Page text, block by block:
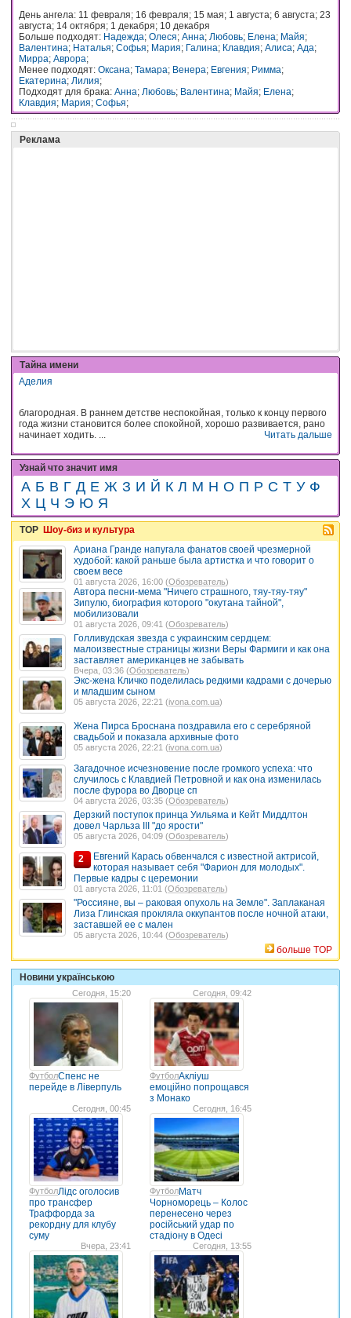
День ангела: 11 февраля; 16 февраля; 15 мая; 1 августа; 6 августа; 23
августа; 14 октября; 1 декабря; 10 декабря
Больше подходят: Надежда; Олеся; Анна; Любовь; Елена; Майя;
Валентина; Наталья; Софья; Мария; Галина; Клавдия; Алиса; Ада;
Мирра; Аврора;
Менее подходят: Оксана; Тамара; Венера; Евгения; Римма;
Екатерина; Лилия;
Подходят для брака: Анна; Любовь; Валентина; Майя; Елена;
Клавдия; Мария; Софья;
Реклама
Тайна имени
Аделия
благородная. В раннем детстве неспокойная, только к концу первого
года жизни становится более спокойной, хорошо развивается, рано
начинает ходить. ...
Читать дальше
Узнай что значит имя
А Б В Г Д Е Ж З И Й К Л М Н О П Р С Т У Ф
Х Ц Ч Э Ю Я
TOP Шоу-биз и культура
Ариана Гранде напугала фанатов своей чрезмерной
худобой: какой раньше была артистка и что говорит о
своем весе
01 августа 2026, 16:00 (Обозреватель)
Автора песни-мема "Ничего страшного, тяу-тяу-тяу"
Зипулю, биография которого "окутана тайной",
мобилизовали
01 августа 2026, 09:41 (Обозреватель)
Голливудская звезда с украинским сердцем:
малоизвестные страницы жизни Веры Фармиги и как она
заставляет американцев не забывать
Вчера, 03:36 (Обозреватель)
Экс-жена Кличко поделилась редкими кадрами с дочерью
и младшим сыном
05 августа 2026, 22:21 (ivona.com.ua)
Жена Пирса Броснана поздравила его с серебряной
свадьбой и показала архивные фото
05 августа 2026, 22:21 (ivona.com.ua)
Загадочное исчезновение после громкого успеха: что
случилось с Клавдией Петровной и как она изменилась
после фурора во Дворце сп
04 августа 2026, 03:35 (Обозреватель)
Дерзкий поступок принца Уильяма и Кейт Миддлтон
довел Чарльза III "до ярости"
05 августа 2026, 04:09 (Обозреватель)
2
Евгений Карась обвенчался с известной актрисой,
которая называет себя "Фарион для молодых".
Первые кадры с церемонии
01 августа 2026, 11:01 (Обозреватель)
"Россияне, вы – раковая опухоль на Земле". Заплаканая
Лиза Глинская прокляла оккупантов после ночной атаки,
заставшей ее с мален
05 августа 2026, 10:44 (Обозреватель)
больше TOP
Новини українською
Сегодня, 15:20
ФутболСпенс не
перейде в Ліверпуль
Сегодня, 09:42
ФутболАкліуш
емоційно попрощався
з Монако
Сегодня, 00:45
ФутболЛідс оголосив
про трансфер
Траффорда за
рекордну для клубу
суму
Сегодня, 16:45
ФутболМатч
Чорноморець – Колос
перенесено через
російський удар по
стадіону в Одесі
Вчера, 23:41 Сегодня, 13:55